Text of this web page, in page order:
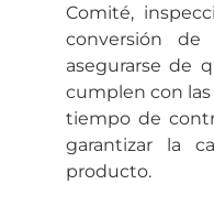
Comité,
conversión
asegurarse de
cumplen con las
tiempo de
garantizar la
producto.